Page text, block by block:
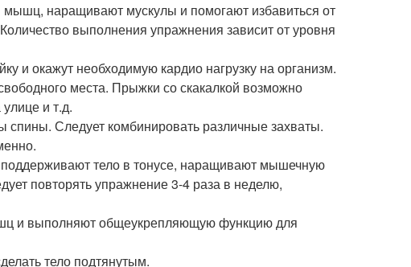
наращивают мускулы и помогают избавиться от
выполнения упражнения зависит от уровня
и окажут необходимую кардио нагрузку на организм.
места. Прыжки со скакалкой возможно
и т.д.
Следует комбинировать различные захваты.
тело в тонусе, наращивают мышечную
повторять упражнение 3-4 раза в неделю,
и выполняют общеукрепляющую функцию для
тело подтянутым.